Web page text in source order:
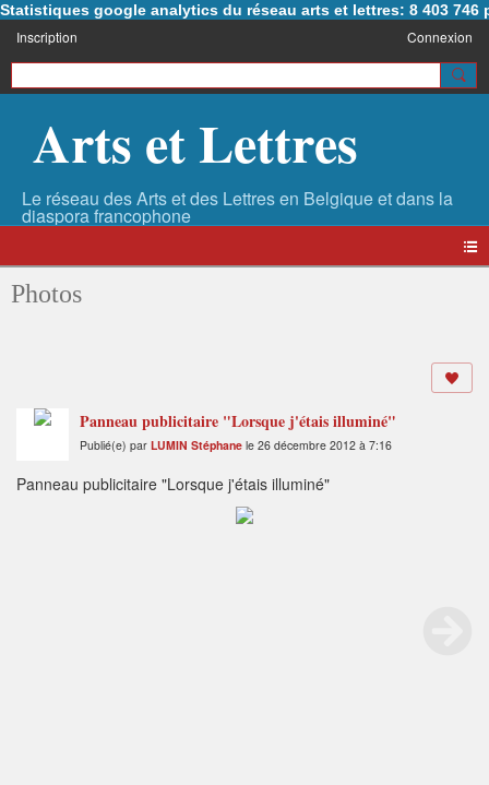
Statistiques google analytics du réseau arts et lettres: 8 403 746
Inscription Connexion
Arts et Lettres
Photos
Panneau publicitaire "Lorsque j'étais illuminé"
Publié(e) par LUMIN Stéphane le 26 décembre 2012 à 7:16
Panneau publicitaire "Lorsque j'étais illuminé"